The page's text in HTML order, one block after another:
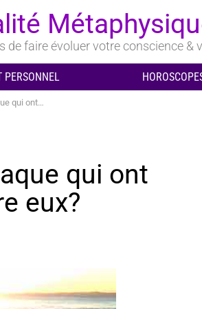
de faire évoluer votre conscience &
PERSONNEL
entre eux?
qui ont
eux?